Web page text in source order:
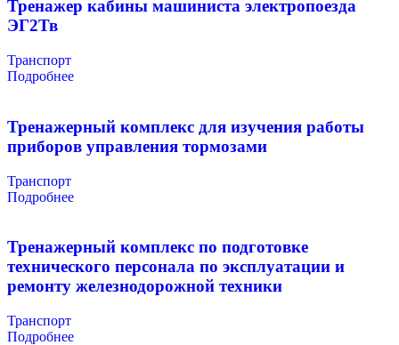
Тренажер кабины машиниста электропоезда
ЭГ2Тв
Транспорт
Подробнее
Тренажерный комплекс для изучения работы
приборов управления тормозами
Транспорт
Подробнее
Тренажерный комплекс по подготовке
технического персонала по эксплуатации и
ремонту железнодорожной техники
Транспорт
Подробнее